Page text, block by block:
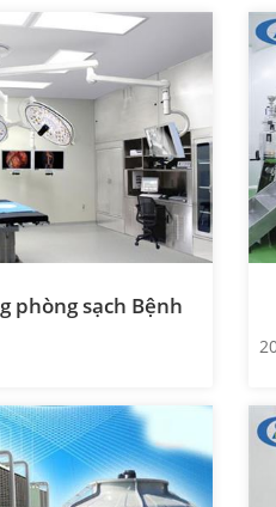
phòng sạch Bệnh